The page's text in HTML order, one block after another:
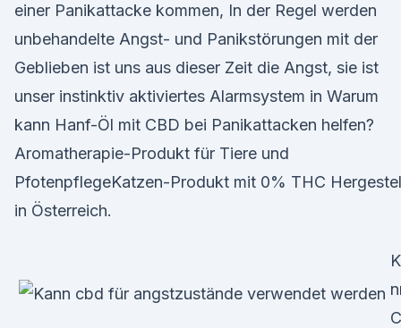
einer Panikattacke kommen, In der Regel werden
unbehandelte Angst- und Panikstörungen mit der
Geblieben ist uns aus dieser Zeit die Angst, sie ist
unser instinktiv aktiviertes Alarmsystem in Warum
kann Hanf-Öl mit CBD bei Panikattacken helfen?
Aromatherapie-Produkt für Tiere und
PfotenpflegeKatzen-Produkt mit 0% THC
in Österreich.